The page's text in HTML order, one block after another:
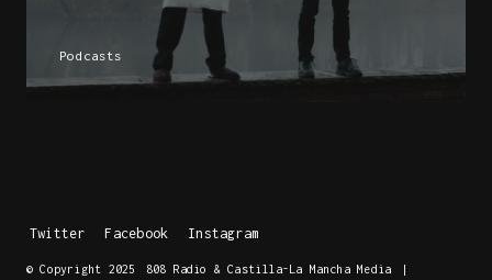
Podcasts
Twitter Facebook Instagram
© Copyright 2025 808 Radio & Castilla-La Mancha Media |